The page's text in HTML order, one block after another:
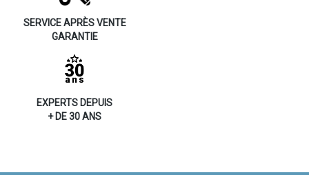
SERVICE APRÈS VENTE
GARANTIE
EXPERTS DEPUIS
+ DE 30 ANS